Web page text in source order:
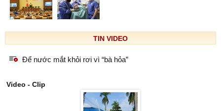
TIN VIDEO
Để nước mắt khỏi rơi vì “bà hỏa”
Video - Clip